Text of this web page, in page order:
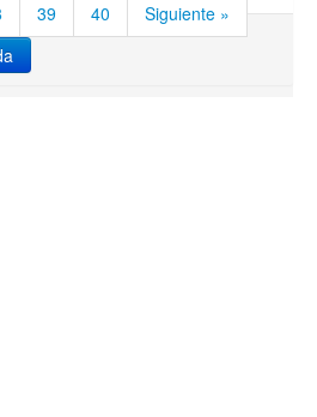
39 40
Siguiente »